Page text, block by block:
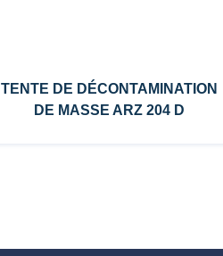
TENTE DE DÉCONTAMINATION
DE MASSE ARZ 204 D